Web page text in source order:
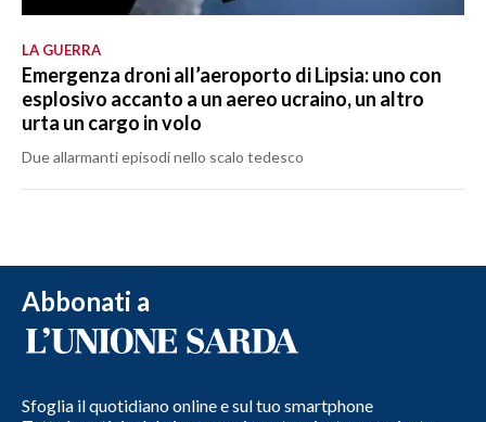
LA GUERRA
Emergenza droni all’aeroporto di Lipsia: uno con
esplosivo accanto a un aereo ucraino, un altro
urta un cargo in volo
Due allarmanti episodi nello scalo tedesco
Abbonati a
Sfoglia il quotidiano online e sul tuo smartphone